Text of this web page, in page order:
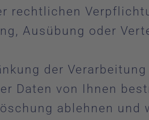
rechtlichen
Ausübung oder
der
Daten von Ihnen
ablehnen